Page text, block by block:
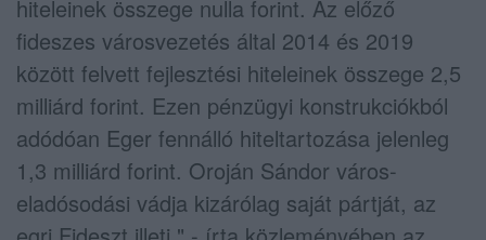
hiteleinek összege nulla forint. Az előző
fideszes városvezetés által 2014 és 2019
között felvett fejlesztési hiteleinek összege 2,5
milliárd forint. Ezen pénzügyi konstrukciókból
adódóan Eger fennálló hiteltartozása jelenleg
1,3 milliárd forint. Oroján Sándor város-
eladósodási vádja kizárólag saját pártját, az